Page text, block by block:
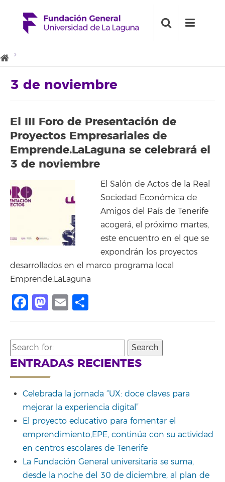
3 de noviembre
El III Foro de Presentación de
Proyectos Empresariales de
Emprende.LaLaguna se celebrará el
3 de noviembre
El Salón de Actos de la Real
Sociedad Económica de
Amigos del País de Tenerife
acogerá, el próximo martes,
este encuentro en el que se
expondrán los proyectos
desarrollados en el marco programa local
Emprende.LaLaguna
Facebook
Mastodon
Email
Search
for:
ENTRADAS RECIENTES
Celebrada la jornada “UX: doce claves para
mejorar la experiencia digital”
El proyecto educativo para fomentar el
emprendimiento,EPE, continúa con su actividad
en centros escolares de Tenerife
La Fundación General universitaria se suma,
desde la noche del 30 de diciembre, al plan de